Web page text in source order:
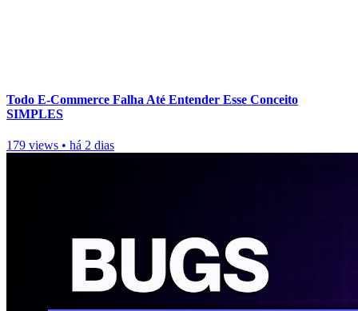
Todo E-Commerce Falha Até Entender Esse Conceito
SIMPLES
179 views • há 2 dias